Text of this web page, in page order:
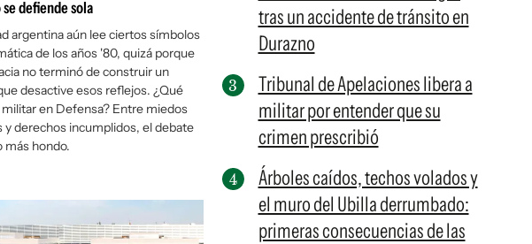
defiende sola
argentina aún lee ciertos símbolos
de los años '80, quizá porque
no terminó de construir un
desactive esos reflejos. ¿Qué
en Defensa? Entre miedos
y derechos incumplidos, el debate
más hondo.
tras un accidente de tránsito en
Durazno
Tribunal de Apelaciones libera a
militar por entender que su
crimen prescribió
Árboles caídos, techos volados y
el muro del Ubilla derrumbado:
primeras consecuencias de las